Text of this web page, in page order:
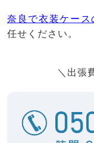
奈良で衣装ケース
任せください。
＼出張